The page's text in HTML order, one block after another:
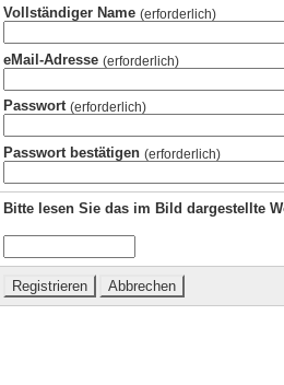
Vollständiger Name (erforderlich)
eMail-Adresse (erforderlich)
Passwort (erforderlich)
Passwort bestätigen (erforderlich)
Bitte lesen Sie das im Bild dargestellte